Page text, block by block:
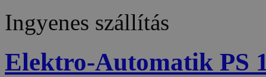
Ingyenes szállítás
Elektro-Automatik PS